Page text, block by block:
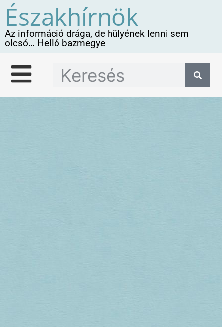
Északhírnök
Az információ drága, de hülyének lenni sem
olcsó… Helló bazmegye